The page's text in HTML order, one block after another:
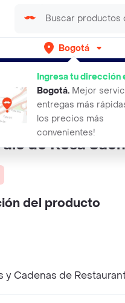
Bogotá
Ingresa tu dirección
Bogotá. Mejor
entregas más
los precios más
convenientes!
envíos gratis por semanas
Mascarilla
de Rosa
del producto
y Cadenas de